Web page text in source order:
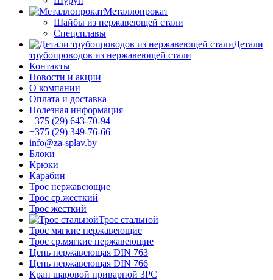
Металлопрокат
Шайбы из нержавеющей стали
Спецсплавы
Детали
трубопроводов из нержавеющей стали
Контакты
Новости и акции
О компании
Оплата и доставка
Полезная информация
+375 (29) 643-70-94
+375 (29) 349-76-66
info@za-splav.by
Блоки
Крюки
Карабин
Трос нержавеющие
Трос ср.жесткий
Трос жесткий
Трос стальной
Трос мягкие нержавеющие
Трос ср.мягкие нержавеющие
Цепь нержавеющая DIN 763
Цепь нержавеющая DIN 766
Кран шаровой приварной 3PC